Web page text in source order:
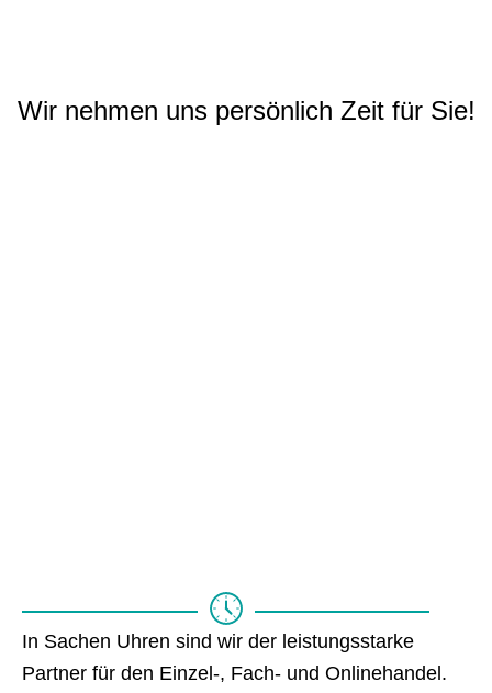
Wir nehmen uns persönlich Zeit für Sie!
In Sachen Uhren sind wir der leistungsstarke
Partner für den Einzel-, Fach- und Onlinehandel.